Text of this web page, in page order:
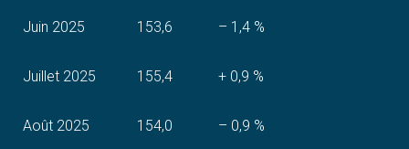
Juin 2025 153,6 – 1,4 %
Juillet 2025 155,4 + 0,9 %
Août 2025 154,0 – 0,9 %